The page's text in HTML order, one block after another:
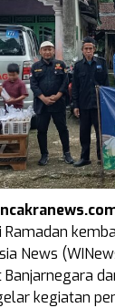
Ramadan
News
kegiatan